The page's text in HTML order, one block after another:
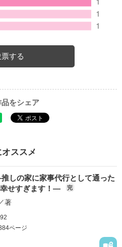
する
品をシェア
ススメ
しの家に家事代行として通った
せすぎます！―
完
著
ページ